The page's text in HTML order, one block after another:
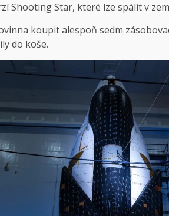
Shooting Star, které lze spálit v
koupit alespoň sedm
do koše.